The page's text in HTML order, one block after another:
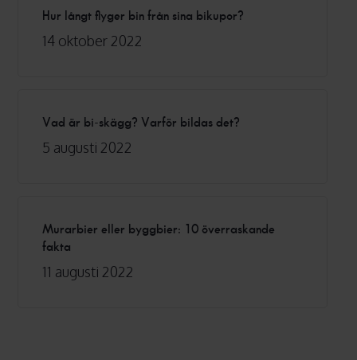
Hur långt flyger bin från sina bikupor?
14 oktober 2022
Vad är bi-skägg? Varför bildas det?
5 augusti 2022
Murarbier eller byggbier: 10 överraskande
fakta
11 augusti 2022